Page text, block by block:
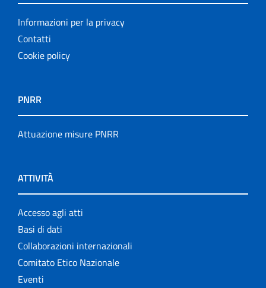
Informazioni per la privacy
Contatti
Cookie policy
PNRR
Attuazione misure PNRR
ATTIVITÀ
Accesso agli atti
Basi di dati
Collaborazioni internazionali
Comitato Etico Nazionale
Eventi